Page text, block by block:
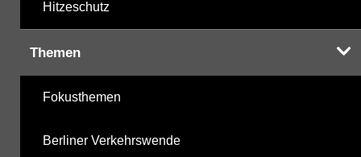
Hitzeschutz
Themen
Fokusthemen
Berliner Verkehrswende